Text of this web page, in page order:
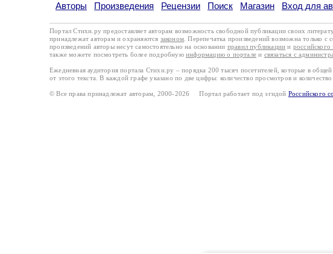
Авторы Произведения Рецензии Поиск Магазин Вход для
Портал Стихи.ру предоставляет авторам возможность свободной публикации своих
принадлежат авторам и охраняются законом . Перепечатка произведений возможна только с
произведений авторы несут самостоятельно на основании правил публикации и российского
также можете посмотреть более подробную информацию о портале и связаться с
Ежедневная аудитория портала Стихи.ру – порядка 200 тысяч посетителей, которые в
от этого текста. В каждой графе указано по две цифры: количество просмотров и количество
© Все права принадлежат авторам, 2000-2026 Портал работает под эгидой Российского